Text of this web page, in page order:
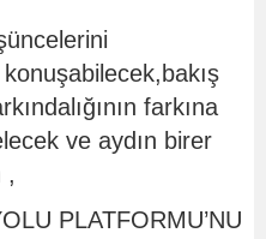
farkına
ve aydın birer
,
PLATFORMU’NU